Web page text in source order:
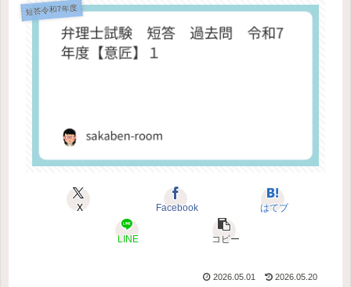
短答令和7年度
X Facebook はてブ
LINE コピー
2026.05.01 2026.05.20